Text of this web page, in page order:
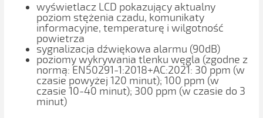
wyświetlacz LCD pokazujący aktualny
poziom stężenia czadu, komunikaty
informacyjne, temperaturę i wilgotność
powietrza
sygnalizacja dźwiękowa alarmu (90dB)
poziomy wykrywania tlenku węgla (zgodne z
normą: EN50291-1:2018+AC:2021: 30 ppm (w
czasie powyżej 120 minut); 100 ppm (w
czasie 10-40 minut); 300 ppm (w czasie do 3
minut)